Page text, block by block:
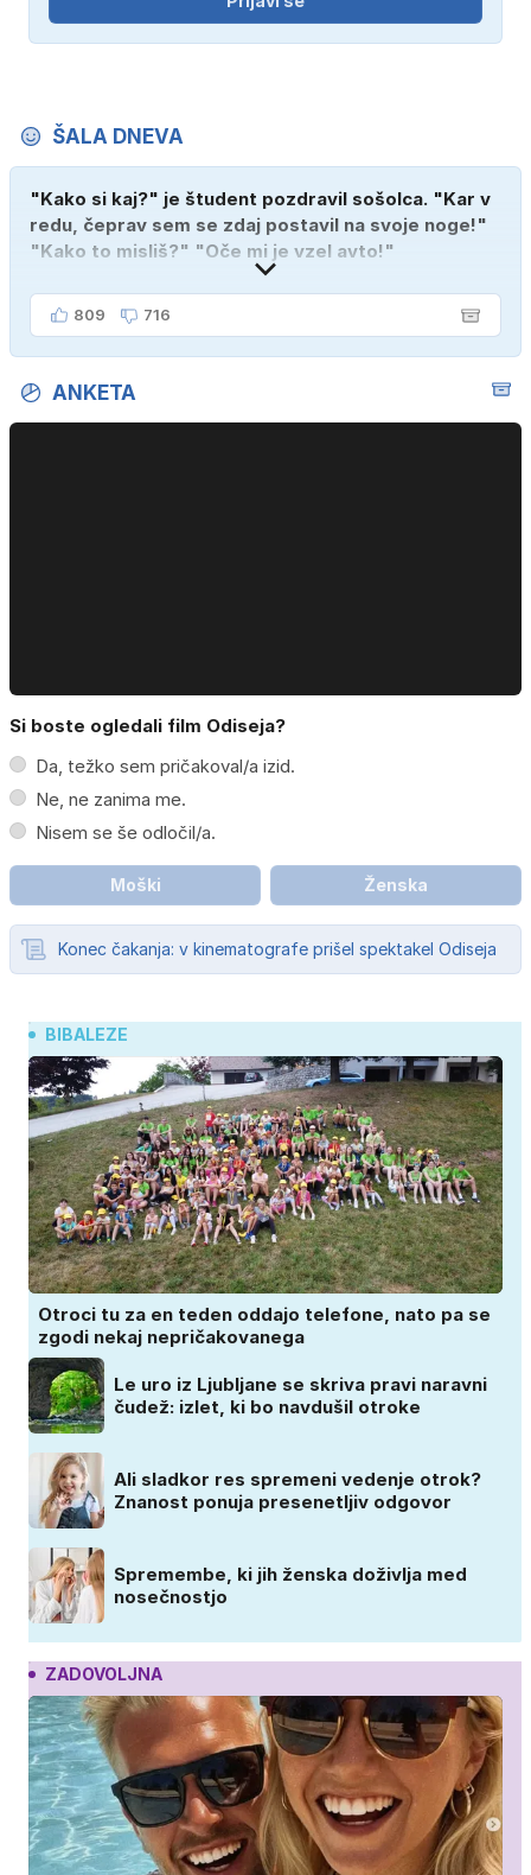
ŠALA DNEVA
"Kako si kaj?" je študent pozdravil sošolca. "Kar v
redu, čeprav sem se zdaj postavil na svoje noge!"
"Kako to misliš?" "Oče mi je vzel avto!"
809 716
ANKETA
Si boste ogledali film Odiseja?
Da, težko sem pričakoval/a izid.
Ne, ne zanima me.
Nisem se še odločil/a.
Moški Ženska
Konec čakanja: v kinematografe prišel spektakel Odiseja
BIBALEZE
Otroci tu za en teden oddajo telefone, nato pa se
zgodi nekaj nepričakovanega
Le uro iz Ljubljane se skriva pravi naravni
čudež: izlet, ki bo navdušil otroke
Ali sladkor res spremeni vedenje otrok?
Znanost ponuja presenetljiv odgovor
Spremembe, ki jih ženska doživlja med
nosečnostjo
ZADOVOLJNA